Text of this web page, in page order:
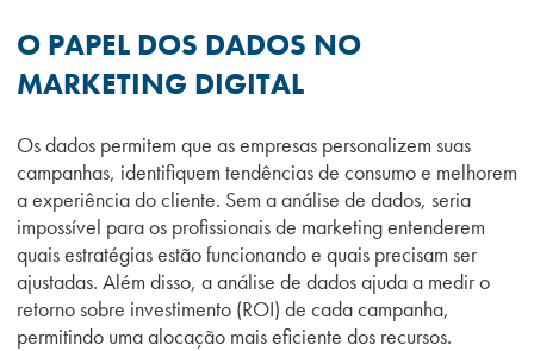
O PAPEL DOS DADOS NO
MARKETING DIGITAL
Os dados permitem que as empresas personalizem suas
campanhas, identifiquem tendências de consumo e melhorem
a experiência do cliente. Sem a análise de dados, seria
impossível para os profissionais de marketing entenderem
quais estratégias estão funcionando e quais precisam ser
ajustadas. Além disso, a análise de dados ajuda a medir o
retorno sobre investimento (ROI) de cada campanha,
permitindo uma alocação mais eficiente dos recursos.